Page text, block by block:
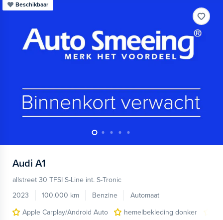
Beschikbaar
Audi A1
allstreet 30 TFSI S-Line int. S-Tronic
2023
100.000 km Benzine
Automaat
Apple Carplay/Android Auto
hemelbekleding donker